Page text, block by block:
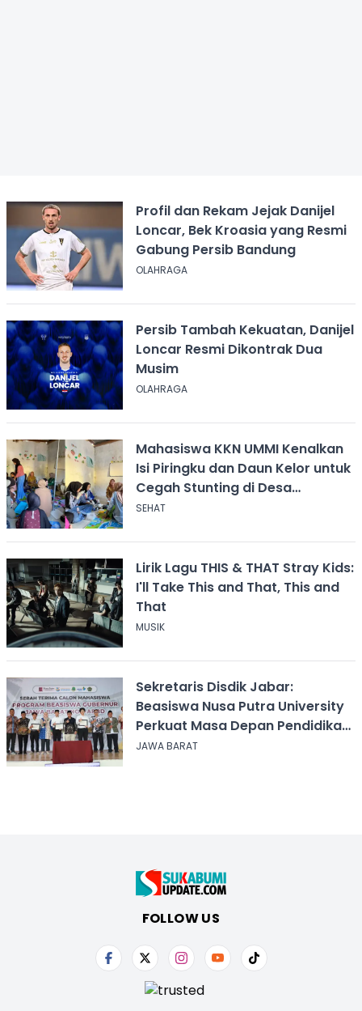
Profil dan Rekam Jejak Danijel
Loncar, Bek Kroasia yang Resmi
Gabung Persib Bandung
OLAHRAGA
Persib Tambah Kekuatan, Danijel
Loncar Resmi Dikontrak Dua
Musim
OLAHRAGA
Mahasiswa KKN UMMI Kenalkan
Isi Piringku dan Daun Kelor untuk
Cegah Stunting di Desa
Calingcing
SEHAT
Lirik Lagu THIS & THAT Stray Kids:
I'll Take This and That, This and
That
MUSIK
Sekretaris Disdik Jabar:
Beasiswa Nusa Putra University
Perkuat Masa Depan Pendidikan
Jawa Barat
JAWA BARAT
FOLLOW US